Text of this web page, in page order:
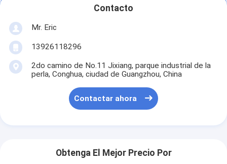
Contacto
Mr. Eric
13926118296
2do camino de No.11 Jixiang, parque industrial de la
perla, Conghua, ciudad de Guangzhou, China
Contactar ahora
Obtenga El Mejor Precio Por